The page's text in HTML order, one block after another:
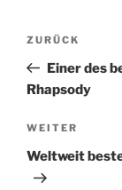
Vorheriger
Beitrag
ZURÜCK
Einer des
Rhapsody
Nächster
Beitrag
WEITER
Weltweit